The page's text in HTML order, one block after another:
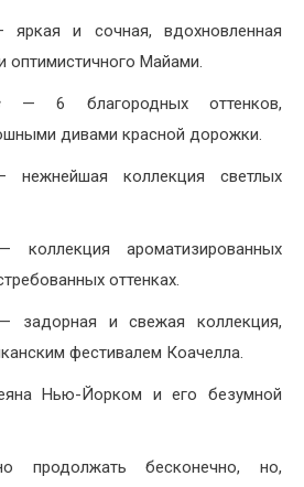
яркая и сочная, вдохновленная
оптимистичного Майами.
— 6 благородных оттенков,
дивами красной дорожки.
нежнейшая коллекция светлых
— коллекция ароматизированных
оттенках.
— задорная и свежая коллекция,
фестивалем Коачелла.
Нью-Йорком и его безумной
продолжать бесконечно, но,